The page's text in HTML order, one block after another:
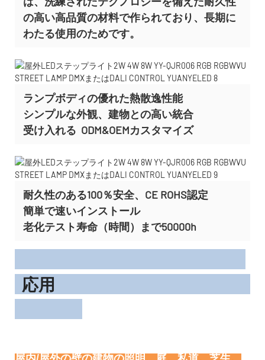
の高い高品質の材料で作られており、長期に
わたる使用のためです。
ランプボディの優れた熱散逸性能
シンプルな外観、建物との高い統合
受け入れる ODM&OEMカスタマイズ
耐久性のある100％安全、CE ROHS認定
簡単で速いインストール
老化テスト寿命（時間）まで50000h
応用